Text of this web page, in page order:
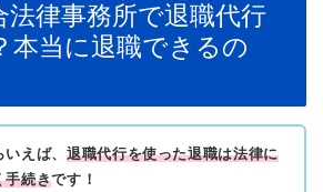
法律事務所で退職代行
本当に退職できるの
えば、 退職代行を使った退職は法律に
手続きです！